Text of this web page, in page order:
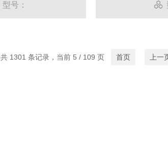
型号：
共 1301 条记录，当前 5 / 109 页 首页 上一